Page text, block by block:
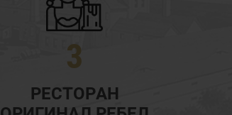
3
РЕСТОРАН